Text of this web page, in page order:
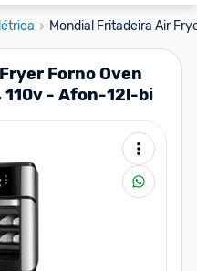
Mondial Fritadeira Air
Forno Oven
110v - Afon-12l-bi